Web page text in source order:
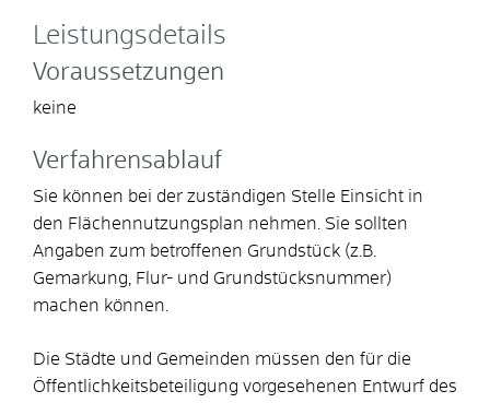
Leistungsdetails
Voraussetzungen
keine
Verfahrensablauf
Sie können bei der zuständigen Stelle Einsicht in
den Flächennutzungsplan nehmen. Sie sollten
Angaben zum betroffenen Grundstück (z.B.
Gemarkung, Flur- und Grundstücksnummer)
machen können.
Die Städte und Gemeinden müssen den für die
Öffentlichkeitsbeteiligung vorgesehenen Entwurf des